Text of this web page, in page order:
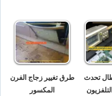
أعطال تحدث
طرق تغيير زجاج الفرن
المكسور